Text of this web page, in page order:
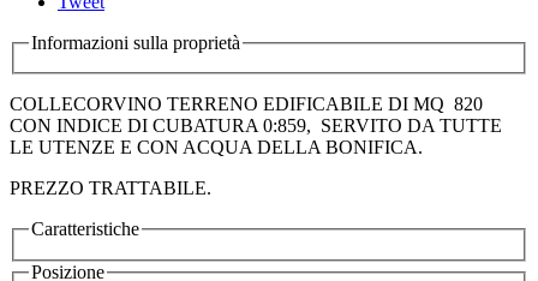
Informazioni sulla proprietà
COLLECORVINO TERRENO EDIFICABILE DI MQ 820
CON INDICE DI CUBATURA 0:859, SERVITO DA TUTTE
LE UTENZE E CON ACQUA DELLA BONIFICA.
PREZZO TRATTABILE.
Caratteristiche
Posizione